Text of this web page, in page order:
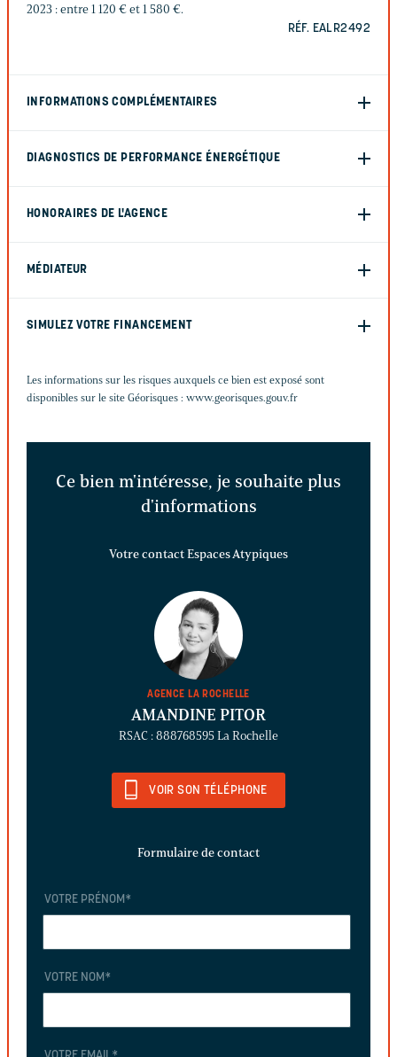
2023 : entre 1 120 € et 1 580 €.
RÉF. EALR2492
INFORMATIONS COMPLÉMENTAIRES
DIAGNOSTICS DE PERFORMANCE ÉNERGÉTIQUE
HONORAIRES DE L'AGENCE
MÉDIATEUR
SIMULEZ VOTRE FINANCEMENT
Les informations sur les risques auxquels ce bien est exposé sont
disponibles sur le site Géorisques : www.georisques.gouv.fr
Ce bien m'intéresse, je souhaite plus
d'informations
Votre contact Espaces Atypiques
AGENCE LA ROCHELLE
AMANDINE PITOR
RSAC : 888768595 La Rochelle
VOIR SON TÉLÉPHONE
Formulaire de contact
VOTRE PRÉNOM *
VOTRE NOM *